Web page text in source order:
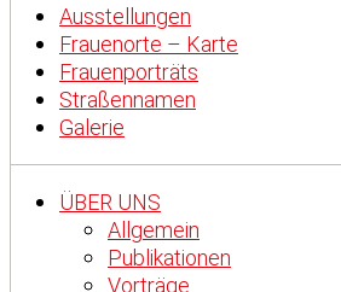
Ausstellungen
Frauenorte – Karte
Frauenporträts
Straßennamen
Galerie
ÜBER UNS
Allgemein
Publikationen
Vorträge